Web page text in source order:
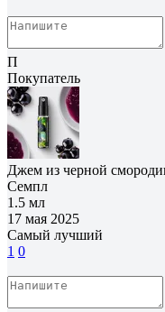
П
Покупатель
Джем из черной
Семпл
1.5 мл
17 мая 2025
Самый лучший
1 0